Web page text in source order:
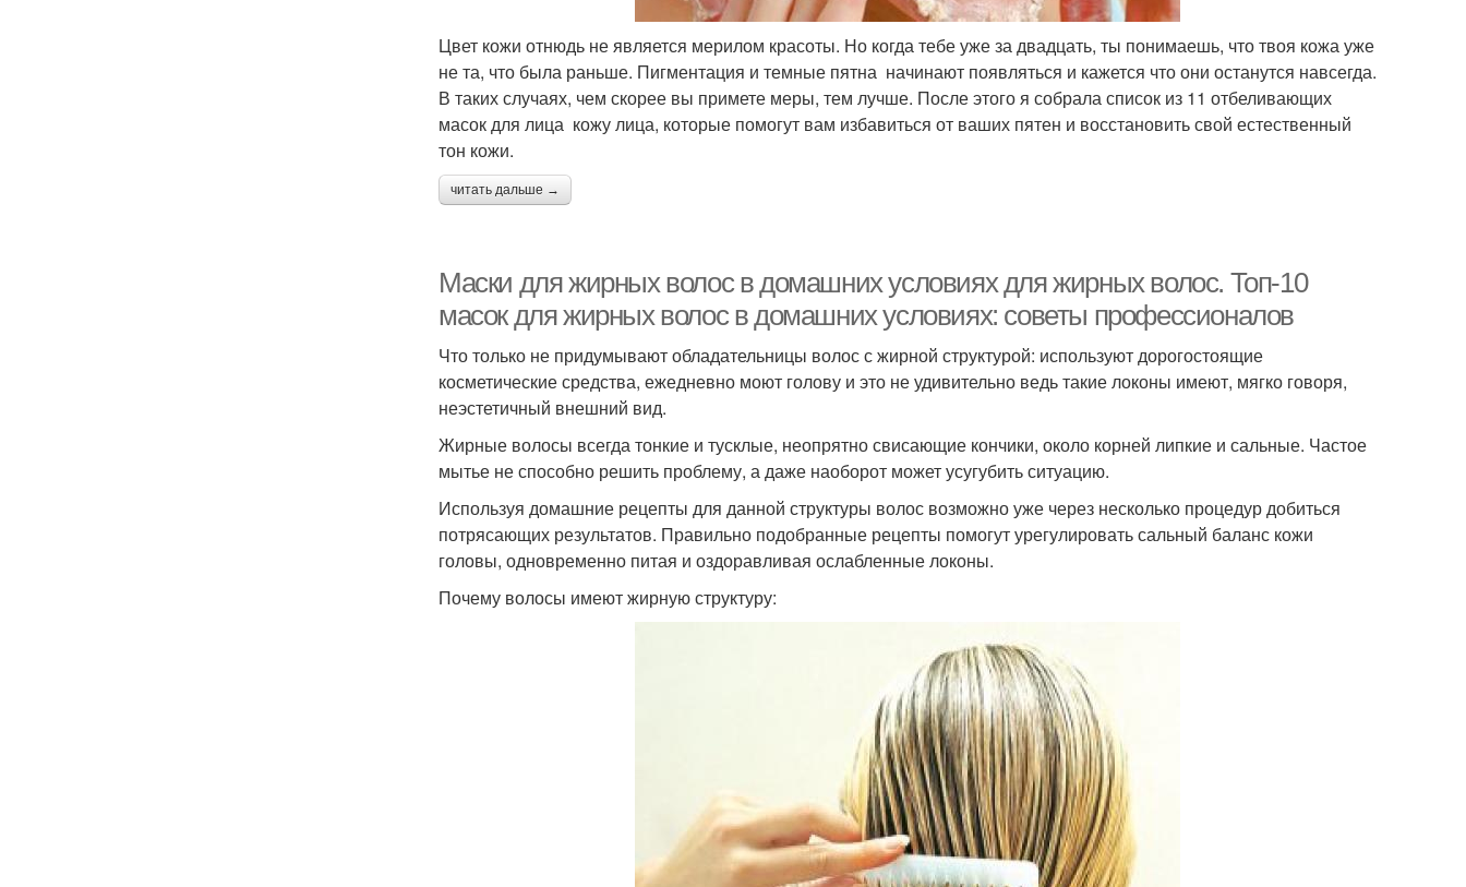
Цвет кожи отнюдь не является мерилом красоты. Но когда тебе уже за двадцать, ты понимаешь, что твоя кожа уже
не та, что была раньше. Пигментация и темные пятна начинают появляться и кажется что они останутся навсегда.
В таких случаях, чем скорее вы примете меры, тем лучше. После этого я собрала список из 11 отбеливающих
масок для лица кожу лица, которые помогут вам избавиться от ваших пятен и восстановить свой естественный
тон кожи.
читать дальше →
Маски для жирных волос в домашних условиях для жирных волос. Топ-10
масок для жирных волос в домашних условиях: советы профессионалов
Что только не придумывают обладательницы волос с жирной структурой: используют дорогостоящие
косметические средства, ежедневно моют голову и это не удивительно ведь такие локоны имеют, мягко говоря,
неэстетичный внешний вид.
Жирные волосы всегда тонкие и тусклые, неопрятно свисающие кончики, около корней липкие и сальные. Частое
мытье не способно решить проблему, а даже наоборот может усугубить ситуацию.
Используя домашние рецепты для данной структуры волос возможно уже через несколько процедур добиться
потрясающих результатов. Правильно подобранные рецепты помогут урегулировать сальный баланс кожи
головы, одновременно питая и оздоравливая ослабленные локоны.
Почему волосы имеют жирную структуру: